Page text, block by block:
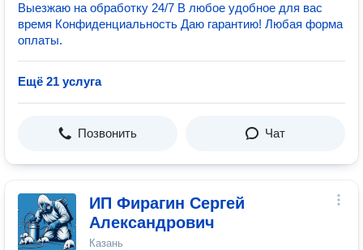
Выезжаю на обработку 24/7 В любое удобное для вас
время Конфиденциальность Даю гарантию! Любая форма
оплаты.
Ещё 21 услуга
Позвонить Чат
ИП Фирагин Сергей
Александрович
Казань